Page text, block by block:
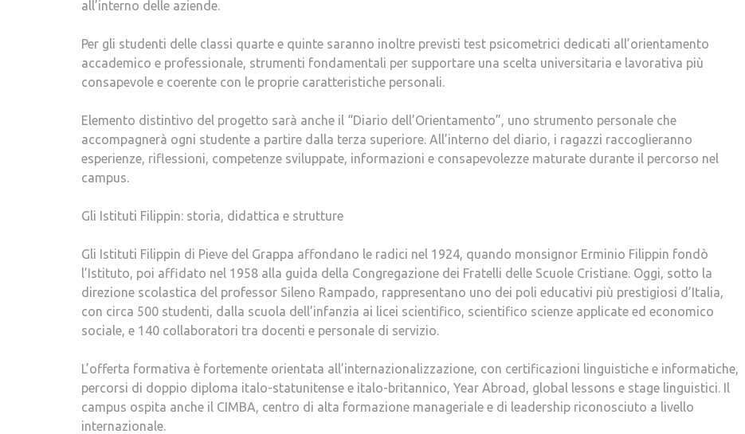
all’interno delle aziende.
Per gli studenti delle classi quarte e quinte saranno inoltre previsti test psicometrici dedicati all’orientamento
accademico e professionale, strumenti fondamentali per supportare una scelta universitaria e lavorativa più
consapevole e coerente con le proprie caratteristiche personali.
Elemento distintivo del progetto sarà anche il “Diario dell’Orientamento”, uno strumento personale che
accompagnerà ogni studente a partire dalla terza superiore. All’interno del diario, i ragazzi raccoglieranno
esperienze, riflessioni, competenze sviluppate, informazioni e consapevolezze maturate durante il percorso nel
campus.
Gli Istituti Filippin: storia, didattica e strutture
Gli Istituti Filippin di Pieve del Grappa affondano le radici nel 1924, quando monsignor Erminio Filippin fondò
l’Istituto, poi affidato nel 1958 alla guida della Congregazione dei Fratelli delle Scuole Cristiane. Oggi, sotto la
direzione scolastica del professor Sileno Rampado, rappresentano uno dei poli educativi più prestigiosi d’Italia,
con circa 500 studenti, dalla scuola dell’infanzia ai licei scientifico, scientifico scienze applicate ed economico
sociale, e 140 collaboratori tra docenti e personale di servizio.
L’offerta formativa è fortemente orientata all’internazionalizzazione, con certificazioni linguistiche e informatiche,
percorsi di doppio diploma italo-statunitense e italo-britannico, Year Abroad, global lessons e stage linguistici. Il
campus ospita anche il CIMBA, centro di alta formazione manageriale e di leadership riconosciuto a livello
internazionale.